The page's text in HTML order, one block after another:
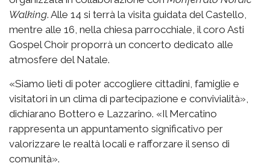
Walking. Alle 14 si terrà la visita guidata del Castello,
mentre alle 16, nella chiesa parrocchiale, il coro Asti
Gospel Choir proporrà un concerto dedicato alle
atmosfere del Natale.
«Siamo lieti di poter accogliere cittadini, famiglie e
visitatori in un clima di partecipazione e convivialità»,
dichiarano Bottero e Lazzarino. «Il Mercatino
rappresenta un appuntamento significativo per
valorizzare le realtà locali e rafforzare il senso di
comunità».